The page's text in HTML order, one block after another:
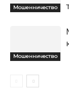
Мошенничество
Мошенничество